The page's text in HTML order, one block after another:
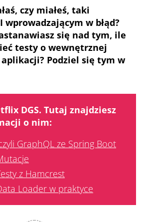
czy miałeś, taki
wprowadzającym w błąd?
się nad tym, ile
testy o wewnętrznej
Podziel się tym w
DGS. Tutaj znajdziesz
o nim:
GraphQL ze Spring Boot
z Hamcrest
Loader w praktyce